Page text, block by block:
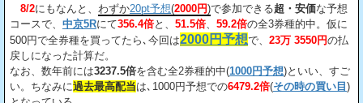
8/2にもなんと、 わずか20pt予想(2000円)で参加できる超・安価な予想
コースで、 中京5Rにて356.4倍と、 51.5倍、 59.2倍の全3券種的中。仮に
500円で全券種を買ってたら､今回は2000円予想で、 23万 3550円の払
戻しになった計算だ。
なお、数年前には3237.5倍を含む全2券種的中(1000円予想)といい、すご
い。ちなみに過去最高配当は､1000円予想での6479.2倍(その時の買い目 )